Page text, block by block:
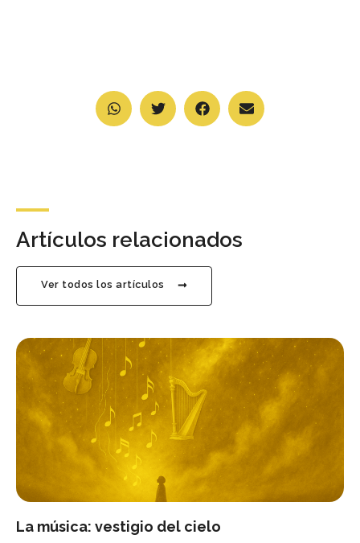
Artículos relacionados
Ver todos los artículos
La música: vestigio del cielo